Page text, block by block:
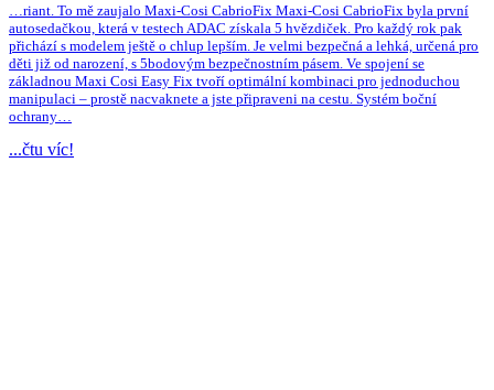
…riant. To mě zaujalo Maxi-Cosi CabrioFix Maxi-Cosi CabrioFix byla první
autosedačkou, která v testech ADAC získala 5 hvězdiček. Pro každý rok pak
přichází s modelem ještě o chlup lepším. Je velmi bezpečná a lehká, určená pro
děti již od narození, s 5bodovým bezpečnostním pásem. Ve spojení se
základnou Maxi Cosi Easy Fix tvoří optimální kombinaci pro jednoduchou
manipulaci – prostě nacvaknete a jste připraveni na cestu. Systém boční
ochrany…
...čtu víc!